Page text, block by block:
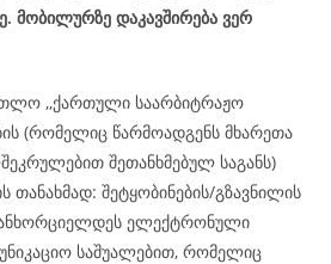
მობილურზე დაკავშირება ვერ
,,ქართული საარბიტრაჟო
(რომელიც წარმოადგენს მხარეთა
შეთანხმებულ საგანს)
თანახმად: შეტყობინების/გზავნილის
ელექტრონული
საშუალებით, რომელიც